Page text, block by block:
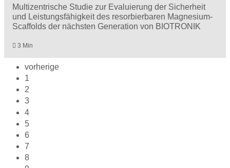
Multizentrische Studie zur Evaluierung der Sicherheit
und Leistungsfähigkeit des resorbierbaren Magnesium-
Scaffolds der nächsten Generation von BIOTRONIK
3 Min
vorherige
1
2
3
4
5
6
7
8